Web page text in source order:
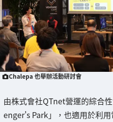
Chalepa 也舉辦活動研討會
由株式會社QTnet營運的綜合
enger's Park」，也適用於利